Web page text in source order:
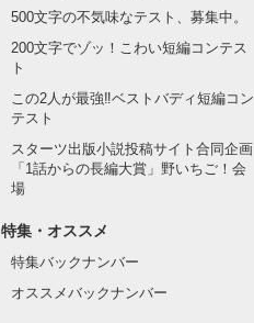
500文字の不気味なテスト、募集中。
200文字でゾッ！こわい短編コンテス
ト
この2人が最強‼ベストバディ短編コン
テスト
スターツ出版小説投稿サイト合同企画
「1話からの長編大賞」野いちご！会
場
特集・オススメ
特集バックナンバー
オススメバックナンバー